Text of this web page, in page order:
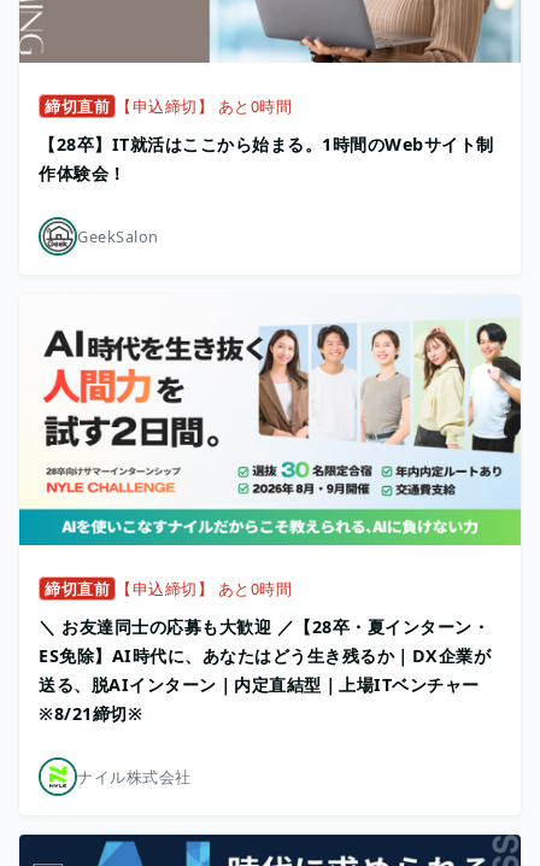
締切直前 【申込締切】 あと0時間
【28卒】IT就活はここから始まる。1時間のWebサイト制
作体験会！
GeekSalon
締切直前 【申込締切】 あと0時間
＼ お友達同士の応募も大歓迎 ／【28卒・夏インターン・
ES免除】AI時代に、あなたはどう生き残るか｜DX企業が
送る、脱AIインターン｜内定直結型｜上場ITベンチャー
※8/21締切※
ナイル株式会社